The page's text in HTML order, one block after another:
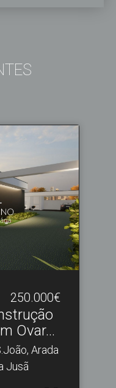
250.000€
Ovar.​..
Arada
Jusã